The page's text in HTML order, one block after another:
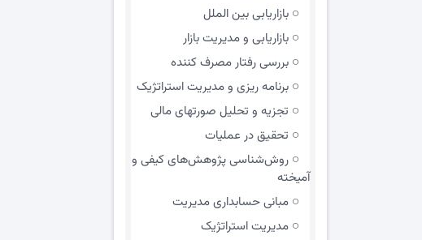
بازاریابی بین الملل
بازاریابی و مدیریت بازار
بررسی رفتار مصرف کننده
برنامه ریزی و مدیریت استراتژیک
تجزیه و تحلیل صورتهای مالی
تحقیق در عملیات
روش‌شناسی پژوهش‌های کیفی و
آمیخته
مبانی حسابداری مدیریت
مدیریت استراتژیک